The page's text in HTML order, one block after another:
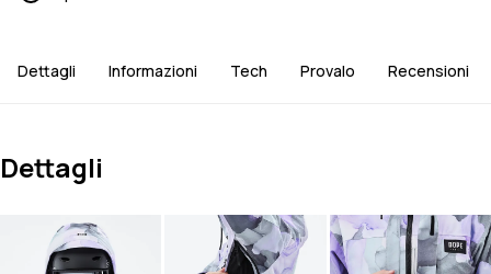
Dettagli Informazioni Tech Provalo Recensioni
Dettagli